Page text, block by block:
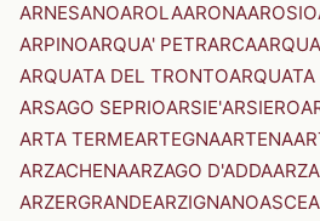
ARNESANOAROLAARONAAROSIO
ARPINOARQUA' PETRARCA
ARQUATA DEL TRONTO
ARSAGO SEPRIOARSIE'ARSIERO
ARTA TERMEARTEGNAARTENA
ARZACHENAARZAGO D'ADDA
ARZERGRANDEARZIGNANOASCEA